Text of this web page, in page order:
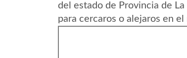
del estado de Provincia de
para cercaros o alejaros en el